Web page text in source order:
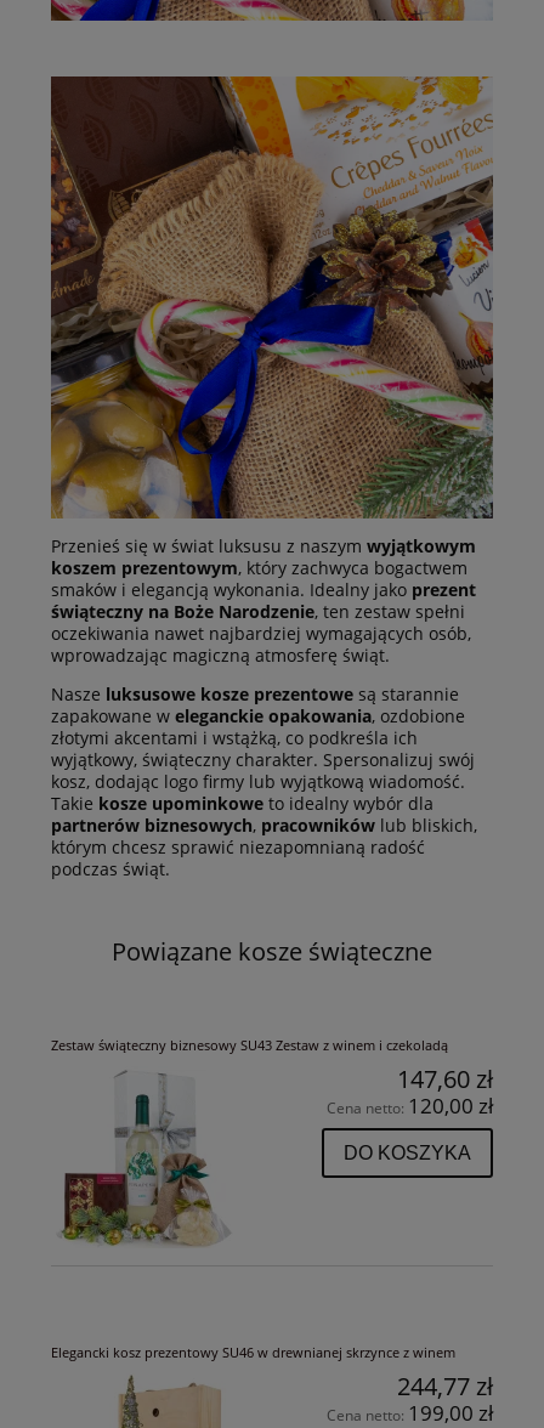
Przenieś się w świat luksusu z naszym wyjątkowym
koszem prezentowym, który zachwyca bogactwem
smaków i elegancją wykonania. Idealny jako prezent
świąteczny na Boże Narodzenie, ten zestaw spełni
oczekiwania nawet najbardziej wymagających osób,
wprowadzając magiczną atmosferę świąt.
Nasze luksusowe kosze prezentowe są starannie
zapakowane w eleganckie opakowania, ozdobione
złotymi akcentami i wstążką, co podkreśla ich
wyjątkowy, świąteczny charakter. Spersonalizuj swój
kosz, dodając logo firmy lub wyjątkową wiadomość.
Takie kosze upominkowe to idealny wybór dla
partnerów biznesowych, pracowników lub bliskich,
którym chcesz sprawić niezapomnianą radość
podczas świąt.
Powiązane kosze świąteczne
Zestaw świąteczny biznesowy SU43 Zestaw z winem i czekoladą
147,60 zł
Cena netto: 120,00 zł
DO KOSZYKA
Elegancki kosz prezentowy SU46 w drewnianej skrzynce z winem
244,77 zł
Cena netto: 199,00 zł